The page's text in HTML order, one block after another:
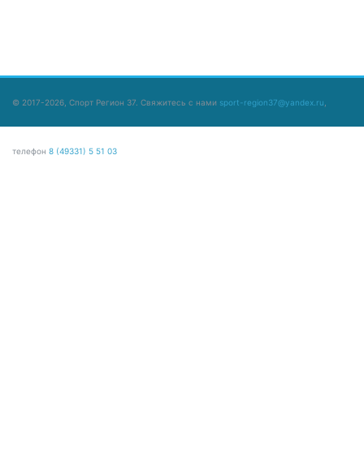
© 2017-2026, Спорт Регион 37. Свяжитесь с нами sport-region37@yandex.ru
телефон 8 (49331) 5 51 03